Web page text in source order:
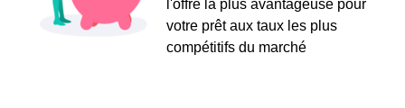
l'offre la plus avantageuse pour
votre prêt aux taux les plus
compétitifs du marché